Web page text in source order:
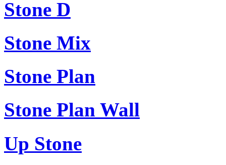
Stone D
Stone Mix
Stone Plan
Stone Plan Wall
Up Stone